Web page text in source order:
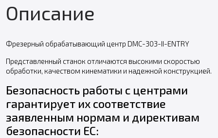
Описание
Фрезерный обрабатывающий центр DMC-303-II-ENTRY
Представленный станок отличаются высокими скоростью
обработки, качеством кинематики и надежной конструкцией.
Безопасность работы с центрами
гарантирует их соответствие
заявленным нормам и директивам
безопасности ЕС: